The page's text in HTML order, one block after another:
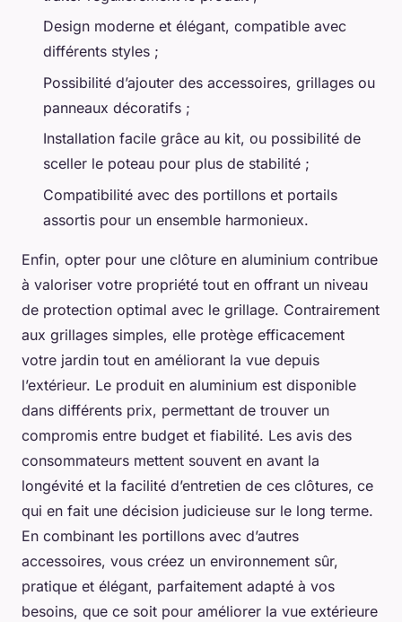
Design moderne et élégant, compatible avec
différents styles ;
Possibilité d’ajouter des accessoires, grillages ou
panneaux décoratifs ;
Installation facile grâce au kit, ou possibilité de
sceller le poteau pour plus de stabilité ;
Compatibilité avec des portillons et portails
assortis pour un ensemble harmonieux.
Enfin, opter pour une clôture en aluminium contribue
à valoriser votre propriété tout en offrant un niveau
de protection optimal avec le grillage. Contrairement
aux grillages simples, elle protège efficacement
votre jardin tout en améliorant la vue depuis
l’extérieur. Le produit en aluminium est disponible
dans différents prix, permettant de trouver un
compromis entre budget et fiabilité. Les avis des
consommateurs mettent souvent en avant la
longévité et la facilité d’entretien de ces clôtures, ce
qui en fait une décision judicieuse sur le long terme.
En combinant les portillons avec d’autres
accessoires, vous créez un environnement sûr,
pratique et élégant, parfaitement adapté à vos
besoins, que ce soit pour améliorer la vue extérieure